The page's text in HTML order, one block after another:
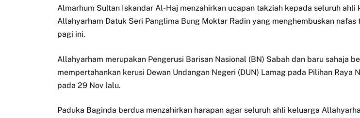
Almarhum Sultan Iskandar Al-Haj menzahirkan ucapan takziah kepada seluruh ahli
Allahyarham Datuk Seri Panglima Bung Moktar Radin yang menghembuskan nafas
pagi ini.
Allahyarham merupakan Pengerusi Barisan Nasional (BN) Sabah dan baru sahaja
mempertahankan kerusi Dewan Undangan Negeri (DUN) Lamag pada Pilihan Raya
pada 29 Nov lalu.
Paduka Baginda berdua menzahirkan harapan agar seluruh ahli keluarga